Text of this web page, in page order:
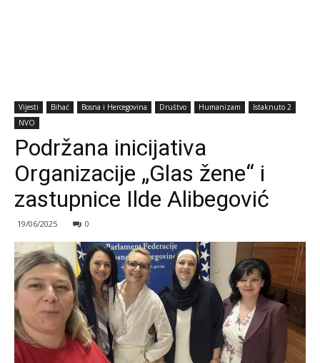
Vijesti Bihać Bosna i Hercegovina Društvo Humanizam
Istaknuto 2
NVO
Podržana inicijativa
Organizacije „Glas žene“ i
zastupnice Ilde Alibegović
19/06/2025 0